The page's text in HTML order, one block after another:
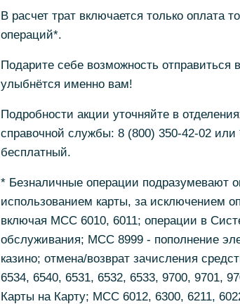
В расчет трат включается только оплата
операций*.
Подарите себе возможность
улыбнётся именно вам!
Подробности акции уточняйте в
справочной службы: 8 (800) 350-42-02 или
бесплатный.
* Безналичные операции подразумевают
использованием карты, за исключением
включая МСС 6010, 6011; операции в
обслуживания; МСС 8999 - пополнение
казино; отмена/возврат зачисления
6534, 6540, 6531, 6532, 6533, 9700, 9701,
Карты на Карту; МСС 6012, 6300, 6211,